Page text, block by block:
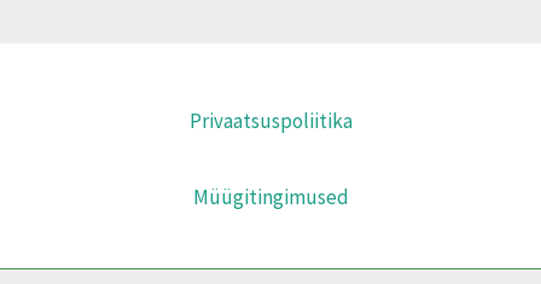
Privaatsuspoliitika
Müügitingimused